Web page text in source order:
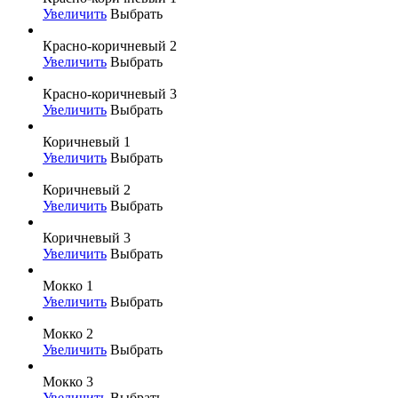
Увеличить Выбрать
Красно-коричневый 2
Увеличить Выбрать
Красно-коричневый 3
Увеличить Выбрать
Коричневый 1
Увеличить Выбрать
Коричневый 2
Увеличить Выбрать
Коричневый 3
Увеличить Выбрать
Мокко 1
Увеличить Выбрать
Мокко 2
Увеличить Выбрать
Мокко 3